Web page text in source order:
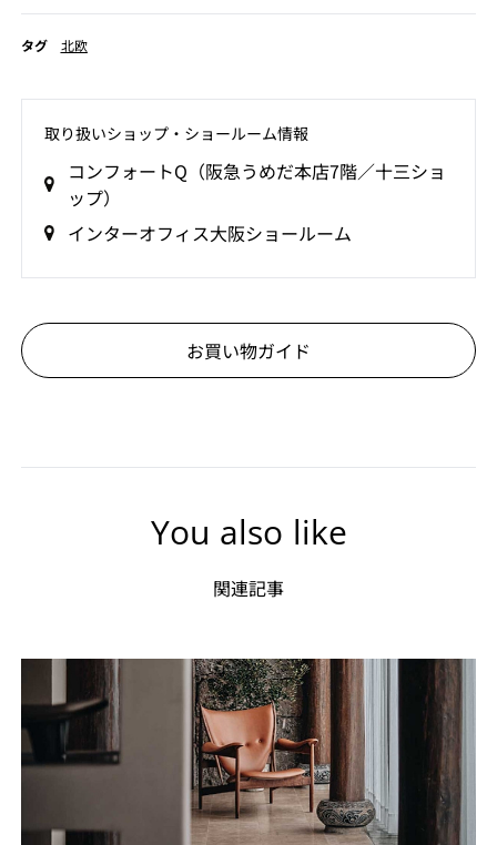
タグ 北欧
取り扱いショップ‧ショールーム情報
コンフォートQ（阪急うめだ本店7階／十三ショ
ップ）
インターオフィス大阪ショールーム
お買い物ガイド
You also like
関連記事